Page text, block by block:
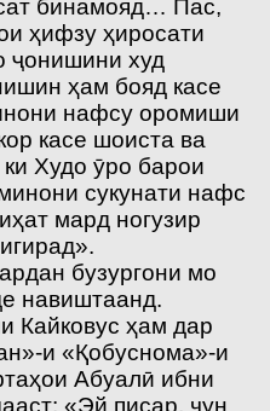
бинамояд… Пас,
ҳифзу ҳиросати
ҷонишини худ
ҳам бояд касе
нафсу оромиши
касе шоиста ва
Худо ӯро барои
сукунати нафс
мард ногузир
бузургони мо
навиштаанд.
Кайковус ҳам дар
и «Қобуснома»-и
Абуалӣ ибни
«Эй писар, чун